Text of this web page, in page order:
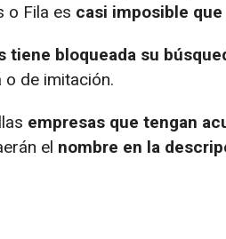
o Fila es casi imposible
tiene bloqueada su
de imitación.
empresas que tengan
el nombre en la